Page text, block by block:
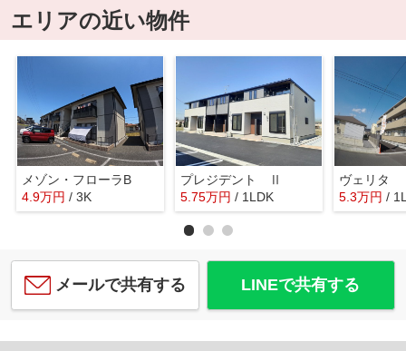
エリアの近い物件
メゾン・フローラB
4.9万円 / 3K
プレジデント Ⅱ
5.75万円 / 1LDK
ヴェリタ
5.3万円 /
メールで共有する LINEで共有する